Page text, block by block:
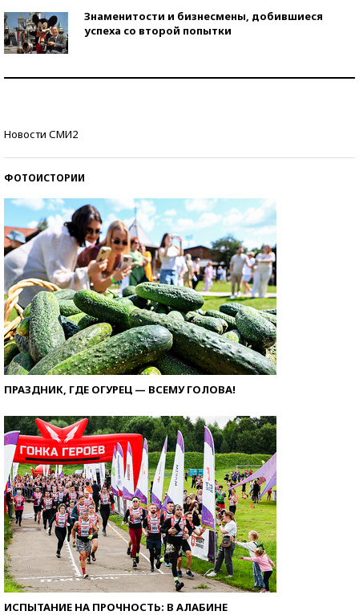
Знаменитости и бизнесмены, добившиеся
успеха со второй попытки
Новости СМИ2
ФОТОИСТОРИИ
ПРАЗДНИК, ГДЕ ОГУРЕЦ — ВСЕМУ ГОЛОВА!
ИСПЫТАНИЕ НА ПРОЧНОСТЬ: В АЛАБИНЕ